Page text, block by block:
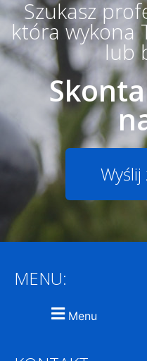
Szukasz
która wykona
lub
MENU:
Menu